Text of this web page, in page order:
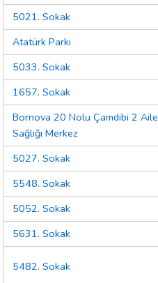
5021. Sokak
Atatürk Parkı
5033. Sokak
1657. Sokak
Bornova 20 Nolu Çamdibi 2 Aile
Sağlığı Merkez
5027. Sokak
5548. Sokak
5052. Sokak
5631. Sokak
5482. Sokak